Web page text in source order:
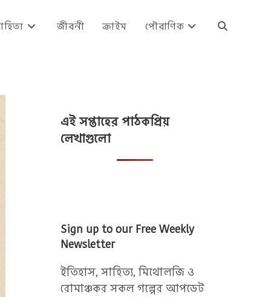
জীবনী ক্রাইম পৌরাণিক Toggle
এই সপ্তাহের পাঠকপ্রিয়
লেখাগুলো
Sign up to our Free Weekly
Newsletter
ইতিহাস, সাহিত্য, মিথোলজি ও
রোমাঞ্চকর সকল গল্পের আপডেট